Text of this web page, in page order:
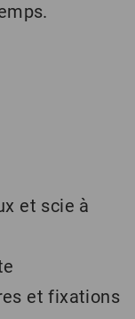
et scie à
et fixations